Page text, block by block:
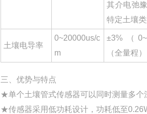
其介电弛
特定土壤
土壤电导率
0~20000us/c
m
±3%（
（全量程）
三、优势与特点
★单个土壤管式传感器可以同时测量多个
★传感器采用低功耗设计，功耗低至